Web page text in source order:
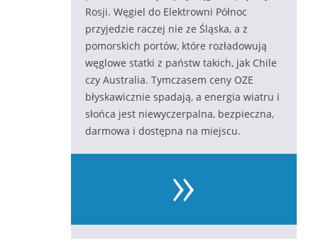
Rosji. Węgiel do Elektrowni Północ
przyjedzie raczej nie ze Śląska, a z
pomorskich portów, które rozładowują
węglowe statki z państw takich, jak Chile
czy Australia. Tymczasem ceny OZE
błyskawicznie spadają, a energia wiatru i
słońca jest niewyczerpalna, bezpieczna,
darmowa i dostępna na miejscu.
»